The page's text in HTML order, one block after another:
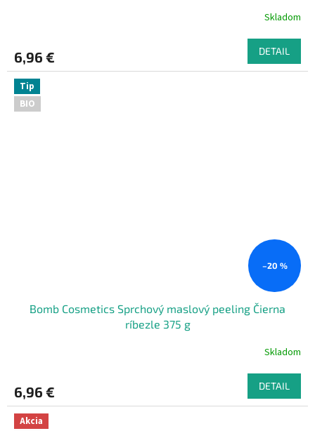
Skladom
6,96 € DETAIL
Tip
BIO
–20 %
Bomb Cosmetics Sprchový maslový peeling Čierna
ríbezle 375 g
Skladom
6,96 € DETAIL
Akcia